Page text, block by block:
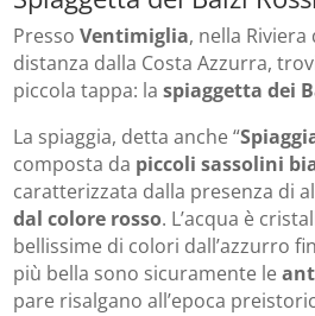
PressoVentimiglia, nella
distanza dalla Costa Azzurra,
piccola tappa: laspiaggetta dei
La spiaggia, detta anche “
composta da piccoli sassolini
caratterizzata dalla presenza di
dal colore rosso. L’acqua è
bellissime di colori dall’azzurro
più bella sono sicuramente le
pare risalgano all’epoca